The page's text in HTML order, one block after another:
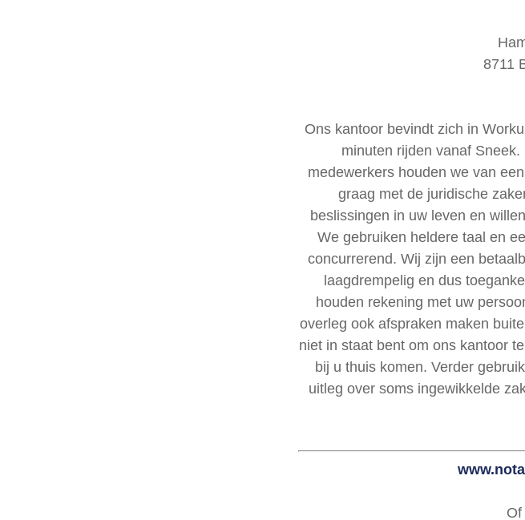
8711
Ons kantoor bevindt zich in
minuten rijden vanaf
medewerkers houden we van
graag met de juridische
beslissingen in uw leven en
We gebruiken heldere taal en
concurrerend. Wij zijn een
laagdrempelig en dus
houden rekening met uw
overleg ook afspraken maken
niet in staat bent om ons kantoor
bij u thuis komen. Verder
uitleg over soms ingewikkelde
Of